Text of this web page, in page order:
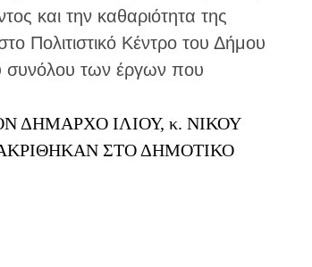
και την καθαριότητα της
Πολιτιστικό Κέντρο του Δήμου
συνόλου των έργων που
ΔΗΜΑΡΧΟ ΙΛΙΟΥ, κ. ΝΙΚΟΥ
ΣΤΟ ΔΗΜΟΤΙΚΟ